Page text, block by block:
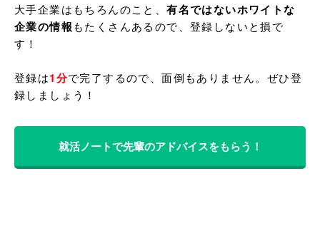
大手企業はもちろんのこと、有名ではないホワイトな
企業の情報もたくさんあるので、登録しないと損で
す！
登録は1分で完了するので、面倒もありません。ぜひ登
就活ノートで先輩のアドバイスをもらう！